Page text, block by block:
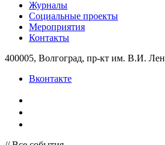
Журналы
Социальные проекты
Мероприятия
Контакты
400005, Волгоград, пр-кт им. В.И.
Вконтакте